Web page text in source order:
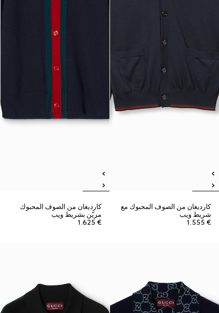
كارديغان من الصوف المحبوك مع
شريط ويب
€ 1.555
كارديغان من الصوف المحبوك
مزيّن بشريط ويب
€ 1.625